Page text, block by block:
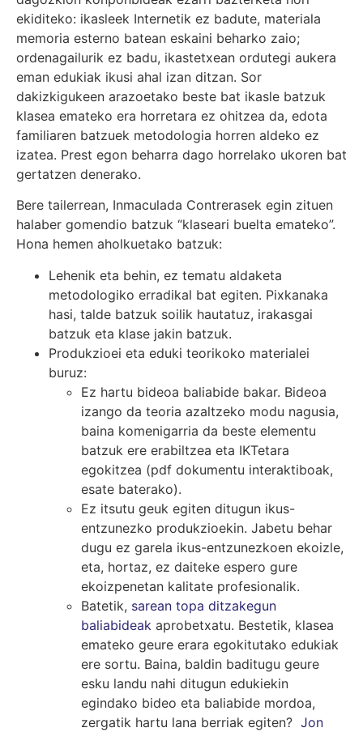
ekiditeko: ikasleek Internetik ez badute, materiala
memoria esterno batean eskaini beharko zaio;
ordenagailurik ez badu, ikastetxean ordutegi aukera
eman edukiak ikusi ahal izan ditzan. Sor
dakizkigukeen arazoetako beste bat ikasle batzuk
klasea emateko era horretara ez ohitzea da, edota
familiaren batzuek metodologia horren aldeko ez
izatea. Prest egon beharra dago horrelako ukoren bat
gertatzen denerako.
Bere tailerrean, Inmaculada Contrerasek egin zituen
halaber gomendio batzuk “klaseari buelta emateko”.
Hona hemen aholkuetako batzuk:
Lehenik eta behin, ez tematu aldaketa
metodologiko erradikal bat egiten. Pixkanaka
hasi, talde batzuk soilik hautatuz, irakasgai
batzuk eta klase jakin batzuk.
Produkzioei eta eduki teorikoko materialei
buruz:
Ez hartu bideoa baliabide bakar. Bideoa
izango da teoria azaltzeko modu nagusia,
baina komenigarria da beste elementu
batzuk ere erabiltzea eta IKTetara
egokitzea (pdf dokumentu interaktiboak,
esate baterako).
Ez itsutu geuk egiten ditugun ikus-
entzunezko produkzioekin. Jabetu behar
dugu ez garela ikus-entzunezkoen ekoizle,
eta, hortaz, ez daiteke espero gure
ekoizpenetan kalitate profesionalik.
Batetik, sarean topa ditzakegun
baliabideak aprobetxatu. Bestetik, klasea
emateko geure erara egokitutako edukiak
ere sortu. Baina, baldin baditugu geure
esku landu nahi ditugun edukiekin
egindako bideo eta baliabide mordoa,
zergatik hartu lana berriak egiten? Jon